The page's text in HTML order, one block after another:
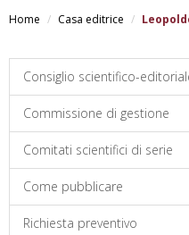
contenuto
Home Casa editrice
Consiglio scientifico-
Commissione di gestione
Comitati scientifici di serie
Come pubblicare
Richiesta preventivo